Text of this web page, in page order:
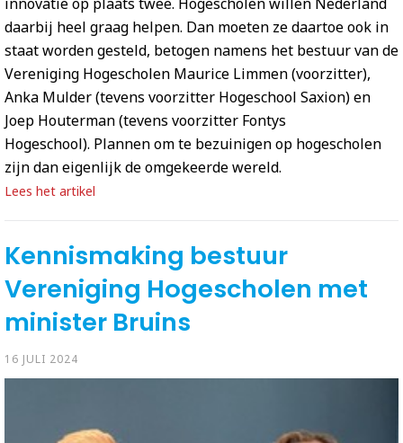
daarbij heel graag helpen. Dan moeten ze daartoe ook in
staat worden gesteld, betogen namens het bestuur van de
Vereniging Hogescholen Maurice Limmen (voorzitter),
Anka Mulder (tevens voorzitter Hogeschool Saxion) en
Joep Houterman (tevens voorzitter Fontys
Hogeschool). Plannen om te bezuinigen op hogescholen
zijn dan eigenlijk de omgekeerde wereld.
Lees het artikel
Kennismaking bestuur
Vereniging Hogescholen met
minister Bruins
16 JULI 2024